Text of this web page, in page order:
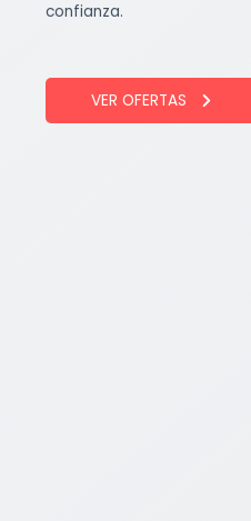
confianza.
VER OFERTAS